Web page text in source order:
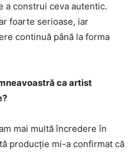
a construi ceva autentic.
foarte serioase, iar
continuă până la forma
ca artist
mai multă încredere în
producție mi-a confirmat că